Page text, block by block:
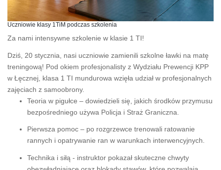
Uczniowie klasy 1TiM podczas szkolenia
Za nami intensywne szkolenie w klasie 1 TI!
Dziś, 20 stycznia, nasi uczniowie zamienili szkolne ławki na matę
treningową! Pod okiem profesjonalisty z Wydziału Prewencji KPP
w Łęcznej, klasa 1 TI mundurowa wzięła udział w profesjonalnych
zajęciach z samoobrony.
Teoria w pigułce – dowiedzieli się, jakich środków przymusu
bezpośredniego używa Policja i Straż Graniczna.
Pierwsza pomoc – po rozgrzewce trenowali ratowanie
rannych i opatrywanie ran w warunkach interwencyjnych.
Technika i siłą - instruktor pokazał skuteczne chwyty